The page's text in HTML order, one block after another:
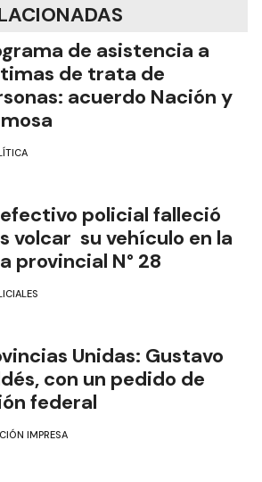
de asistencia a
de trata de
acuerdo Nación y
efectivo policial falleció
volcar su vehículo en la
provincial N° 28
Unidas: Gustavo
con un pedido de
federal
IMPRESA